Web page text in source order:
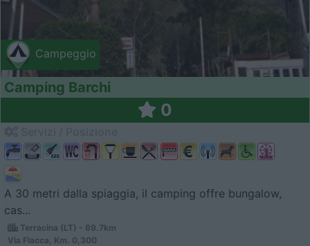
Campeggio
Camping Barchi
0
A 30 metri dalla spiaggia, il camping offre bungalow,
cas...
Terracina (LT) - 89.7km
Via Flacca, Km. 0,300